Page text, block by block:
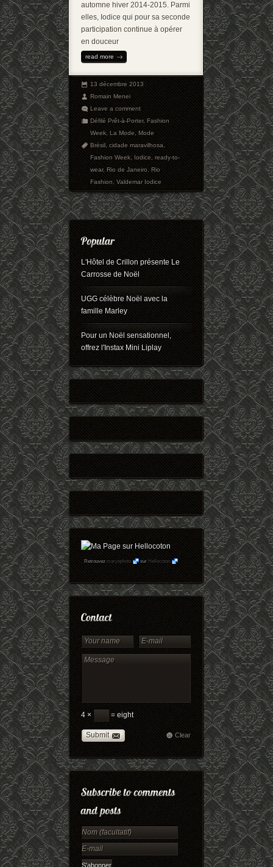
automne hiver 2014-2015. Parmi
elles, Iodice qui pour sa seconde
participation continue à opérer
en douceur
read more
13 décembre 2013
Romain Menei
Leave a comment
Défilé Prêt-à-Porter,Fashion
Week,La Mode,Mode
Brésil,cidade maravilhosa,
Fashion Week,Iodice,ready-to-
wear,Rio de Janeiro,Rio
Fashion,Valdemar Iodice
L'Hôtel de Crillon présente Le
Carrosse de Noël
UGG célèbre Noël avec la
famille Marley
Pour un Noël sensationnel,
offrez l'Instax Mini Liplay
Retrouvezmaryophoto surHellocoton
4 × = eight
Submit Clear